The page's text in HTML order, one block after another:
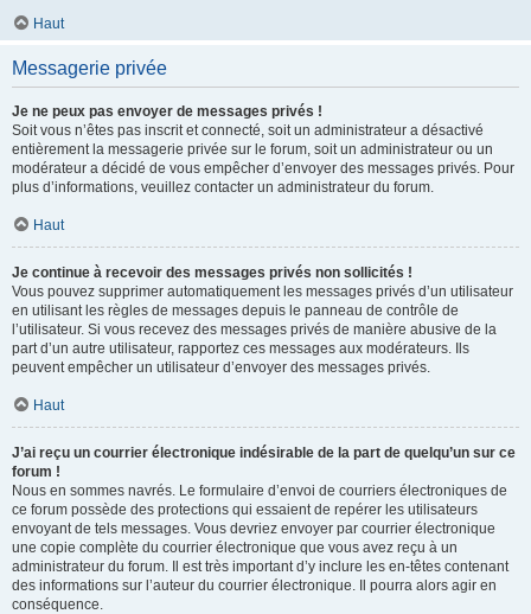
Haut
Messagerie privée
Je ne peux pas envoyer de messages privés !
Soit vous n’êtes pas inscrit et connecté, soit un administrateur a désactivé
entièrement la messagerie privée sur le forum, soit un administrateur ou un
modérateur a décidé de vous empêcher d’envoyer des messages privés. Pour
plus d’informations, veuillez contacter un administrateur du forum.
Haut
Je continue à recevoir des messages privés non sollicités !
Vous pouvez supprimer automatiquement les messages privés d’un utilisateur
en utilisant les règles de messages depuis le panneau de contrôle de
l’utilisateur. Si vous recevez des messages privés de manière abusive de la
part d’un autre utilisateur, rapportez ces messages aux modérateurs. Ils
peuvent empêcher un utilisateur d’envoyer des messages privés.
Haut
J’ai reçu un courrier électronique indésirable de la part de quelqu’un sur ce
forum !
Nous en sommes navrés. Le formulaire d’envoi de courriers électroniques de
ce forum possède des protections qui essaient de repérer les utilisateurs
envoyant de tels messages. Vous devriez envoyer par courrier électronique
une copie complète du courrier électronique que vous avez reçu à un
administrateur du forum. Il est très important d’y inclure les en-têtes contenant
des informations sur l’auteur du courrier électronique. Il pourra alors agir en
conséquence.